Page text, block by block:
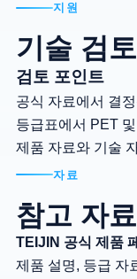
지원
기술 검
검토 포인트
공식 자료에서 결
등급표에서 PET
제품 자료와 기술
자료
참고 자료
TEIJIN 공식 제품
제품 설명, 등급 자